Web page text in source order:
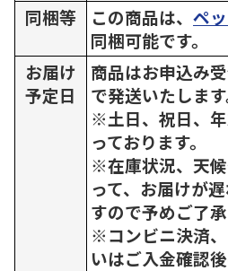
同梱等
この商品は、 ペ
同梱可能です。
お届け
予定日
商品はお申込み
で発送いたします
※土日、祝日、
っております。
※在庫状況、天
って、お届けが
すので予めご了承
※コンビニ決済
いはご入金確認